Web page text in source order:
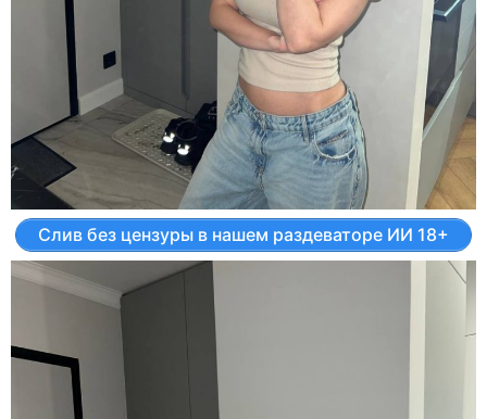
Слив без цензуры в нашем раздеваторе ИИ 18+